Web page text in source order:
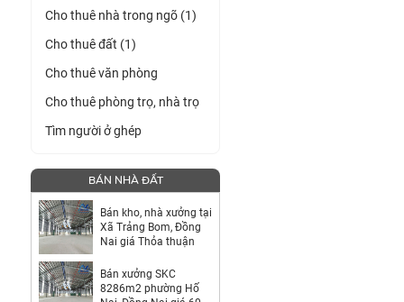
Cho thuê nhà trong ngõ (1)
Cho thuê đất (1)
Cho thuê văn phòng
Cho thuê phòng trọ, nhà trọ
Tìm người ở ghép
BÁN NHÀ ĐẤT
Bán kho, nhà xưởng tại
Xã Trảng Bom, Đồng
Nai giá Thỏa thuận
Bán xưởng SKC
8286m2 phường Hố